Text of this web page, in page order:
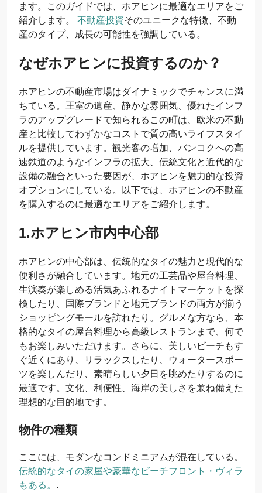
ます。このガイドでは、ホアヒンに最適なエリアをご
紹介します。 不動産投資そのユニークな特徴、不動
産のタイプ、成長の可能性を強調している。
なぜホアヒンに投資するのか？
ホアヒンの不動産市場はダイナミックでチャンスに満
ちている。王室の遺産、静かな雰囲気、優れたインフ
ラのアップグレードで知られるこの町は、欧米の不動
産と比較してわずかなコストで質の高いライフスタイ
ルを提供しています。観光客の増加、バンコクへの高
速鉄道のようなインフラの拡大、伝統文化と近代的な
設備の融合といった要因が、ホアヒンを魅力的な投資
オプションにしている。以下では、ホアヒンの不動産
を購入するのに最適なエリアをご紹介します。
1.ホアヒン市内中心部
ホアヒンの中心部は、伝統的なタイの魅力と現代的な
便利さが融合しています。地元の工芸品や屋台料理、
生演奏が楽しめる活気あふれるナイトマーケットを探
検したり、国際ブランドと地元ブランドの両方が揃う
ショッピングモールを訪れたり。グルメな方なら、本
格的なタイの屋台料理から高級レストランまで、何で
もお楽しみいただけます。さらに、美しいビーチもす
ぐ近くにあり、リラックスしたり、ウォータースポー
ツを楽しんだり、素晴らしい夕日を眺めたりするのに
最適です。文化、利便性、海岸の美しさを兼ね備えた
理想的な目的地です。
物件の種類
ここには、モダンなコンドミニアムが混在している。
伝統的なタイの家屋や豪華なビーチフロント・ヴィラ
もある。 .